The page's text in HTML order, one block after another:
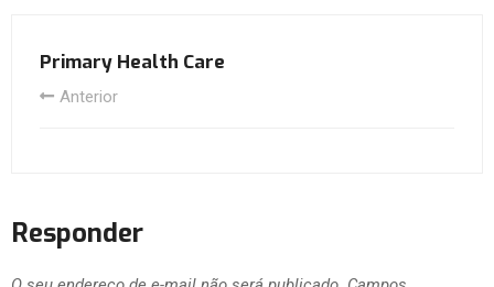
Primary Health Care
Anterior
Responder